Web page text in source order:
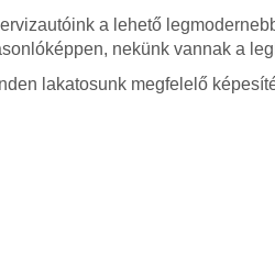
a lehető
nekünk vannak a
lakatosunk megfelelő